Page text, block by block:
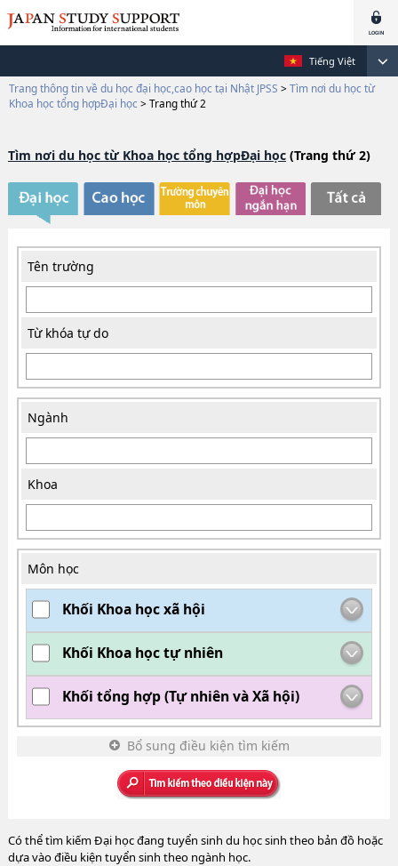
Tiếng Việt
Trang thông tin về du học đại học,cao học tại Nhật JPSS > Tìm nơi du học từ
Khoa học tổng hợpĐại học > Trang thứ 2
Tìm nơi du học từ Khoa học tổng hợpĐại học(Trang thứ 2)
Tên trường
Từ khóa tự do
Ngành
Khoa
Môn học
Khối Khoa học xã hội
Khối Khoa học tự nhiên
Khối tổng hợp (Tự nhiên và Xã hội)
Bổ sung điều kiện tìm kiếm
Có thể tìm kiếm Đại học đang tuyển sinh du học sinh theo bản đồ hoặc
dựa vào điều kiện tuyển sinh theo ngành học.